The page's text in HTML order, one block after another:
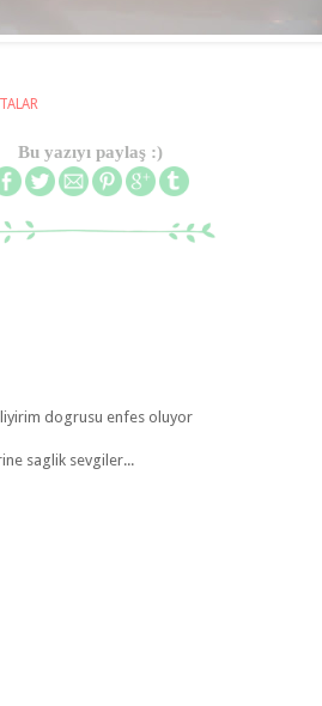
Bu yazıyı paylaş :)
dogrusu enfes oluyor
saglik sevgiler...